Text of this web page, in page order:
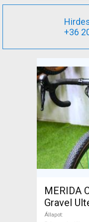
+36
MERIDA
Gravel
CX
Állapot